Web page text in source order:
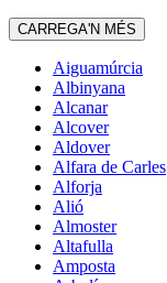
CARREGA'N MÉS
Aiguamúrcia
Albinyana
Alcanar
Alcover
Aldover
Alfara de Carles
Alforja
Alió
Almoster
Altafulla
Amposta